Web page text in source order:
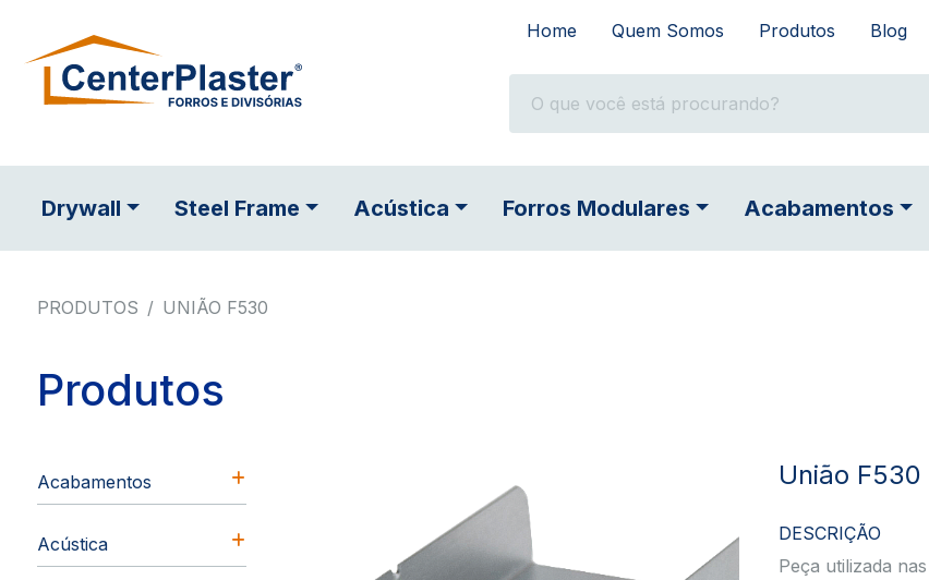
Home Quem Somos Produtos Blog
Drywall Steel Frame Acústica Forros Modulares Acabamentos
PRODUTOS UNIÃO F530
Produtos
Acabamentos
Acústica
União F530
DESCRIÇÃO
Peça utilizada